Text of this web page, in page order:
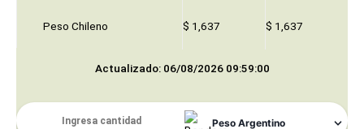
Peso Chileno $ 1,637 $ 1,637
Actualizado: 06/08/2026 09:59:00